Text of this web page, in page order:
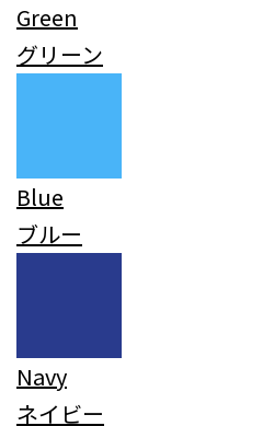
Green
グリーン
Blue
ブルー
Navy
ネイビー